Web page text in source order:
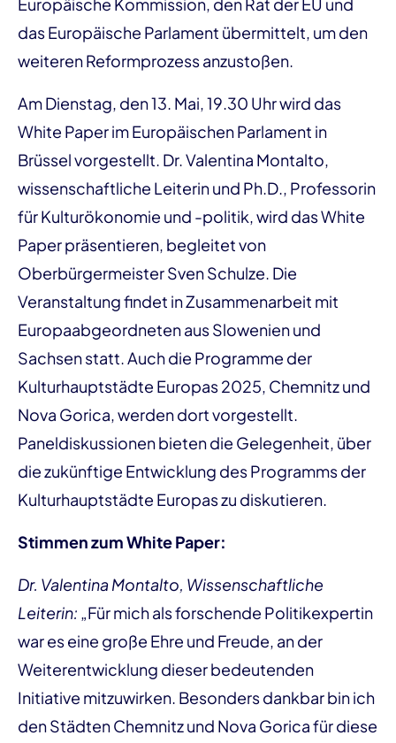
das Europäische Parlament übermittelt, um den
weiteren Reformprozess anzustoßen.
Am Dienstag, den 13. Mai, 19.30 Uhr wird das
White Paper im Europäischen Parlament in
Brüssel vorgestellt. Dr. Valentina Montalto,
wissenschaftliche Leiterin und Ph.D., Professorin
für Kulturökonomie und -politik, wird das White
Paper präsentieren, begleitet von
Oberbürgermeister Sven Schulze. Die
Veranstaltung findet in Zusammenarbeit mit
Europaabgeordneten aus Slowenien und
Sachsen statt. Auch die Programme der
Kulturhauptstädte Europas 2025, Chemnitz und
Nova Gorica, werden dort vorgestellt.
Paneldiskussionen bieten die Gelegenheit, über
die zukünftige Entwicklung des Programms der
Kulturhauptstädte Europas zu diskutieren.
Stimmen zum White Paper:
Dr. Valentina Montalto, Wissenschaftliche
Leiterin: „Für mich als forschende Politikexpertin
war es eine große Ehre und Freude, an der
Weiterentwicklung dieser bedeutenden
Initiative mitzuwirken. Besonders dankbar bin ich
den Städten Chemnitz und Nova Gorica für diese